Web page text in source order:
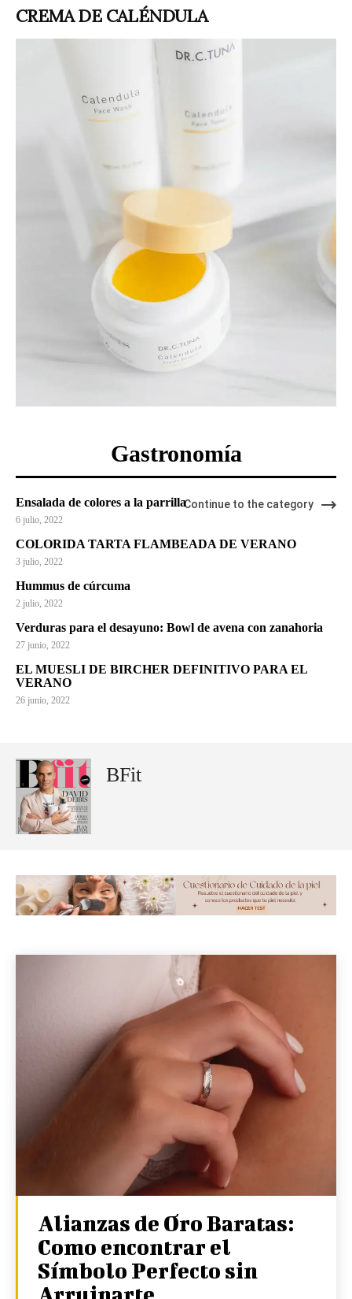
CREMA DE CALÉNDULA
Gastronomía
Continue to the category
Ensalada de colores a la parrilla
6 julio, 2022
COLORIDA TARTA FLAMBEADA DE VERANO
3 julio, 2022
Hummus de cúrcuma
2 julio, 2022
Verduras para el desayuno: Bowl de avena con zanahoria
27 junio, 2022
EL MUESLI DE BIRCHER DEFINITIVO PARA EL
VERANO
26 junio, 2022
BFit
Alianzas de Oro Baratas:
Como encontrar el
Símbolo Perfecto sin
Arruinarte